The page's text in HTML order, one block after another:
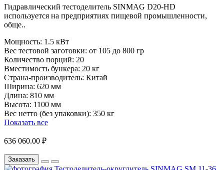
Гидравлический тестоделитель SINMAG D20-HD
используется на предприятиях пищевой промышленности,
обще..
Мощность: 1.5 кВт
Вес тестовой заготовки: от 105 до 800 гр
Количество порций: 20
Вместимость бункера: 20 кг
Страна-производитель: Китай
Ширина: 620 мм
Длина: 810 мм
Высота: 1100 мм
Вес нетто (без упаковки): 350 кг
Показать все
636 060.00 ₽
Заказать